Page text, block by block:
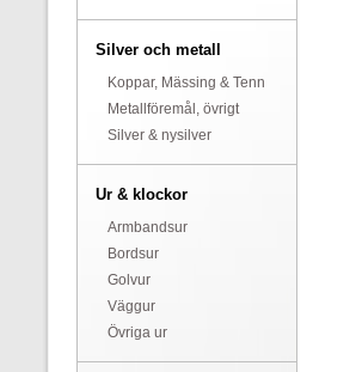
Silver och metall
Koppar, Mässing & Tenn
Metallföremål, övrigt
Silver & nysilver
Ur & klockor
Armbandsur
Bordsur
Golvur
Väggur
Övriga ur